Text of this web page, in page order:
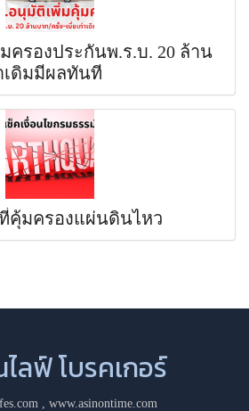
ครองประกันพ.ร.บ. 20 ล้าน
เดิมมีผลทันที
คุ้มครองแผ่นดินไหว
ลฟ์ โบรคเกอร์
www.asinontime.com